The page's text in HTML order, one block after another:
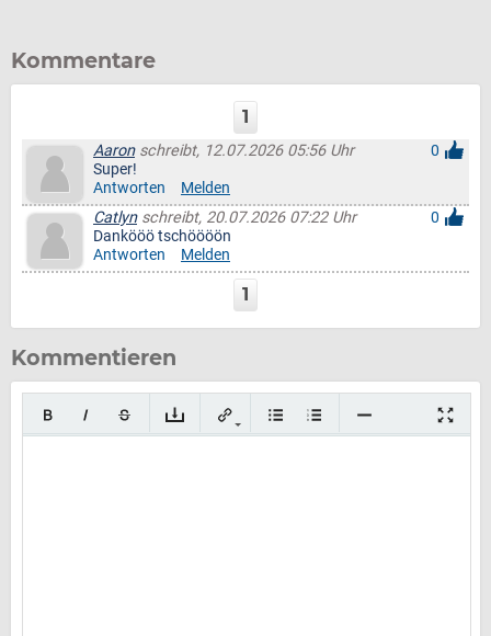
Kommentare
1
Aaronschreibt, 12.07.2026 05:56 Uhr
0
Super!
Antworten
Melden
Catlynschreibt, 20.07.2026 07:22 Uhr
0
Dankööö tschöööön
Antworten
Melden
1
Kommentieren